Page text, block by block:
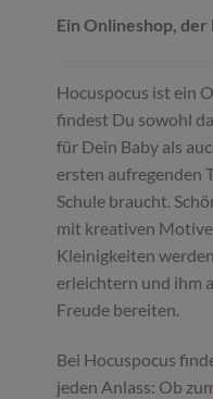
Ein Onlineshop,
Hocuspocus ist ein
findest Du sowohl
für Dein Baby als
ersten aufregenden
Schule braucht.
mit kreativen
Kleinigkeiten
erleichtern und ihm
Freude bereiten.
Bei Hocuspocus
jeden Anlass: Ob